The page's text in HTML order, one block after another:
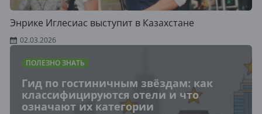
Энрике Иглесиас выступит в Казахстане
02.03.2026
ПОЛЕЗНО ЗНАТЬ
Гид по гостиничным звёздам: как
классифицируются отели и что
означают их категории